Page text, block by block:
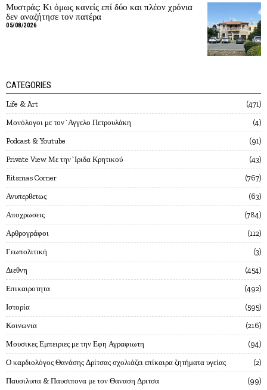
Μυστράς: Κι όμως κανείς επί δύο και πλέον χρόνια
δεν αναζήτησε τον πατέρα
05/08/2026
CATEGORIES
Life & Art 471
Mονόλογοι με τον`Αγγελο Πετρουλάκη 4
Podcast & Youtube 91
Private View Με την`Ιριδα Κρητικού 43
Ritsmas Corner 767
Ανυπερθετως 63
Αποχρωσεις 784
Αρθρογράφοι 112
Γεωπολιτική 3
Διεθνη 454
Επικαιροτητα 492
Ιστορία 595
Κοινωνια 216
Μουσικες Εμπειριες με την Εφη Αγραφιωτη 94
Ο καρδιολόγος Θανάσης Δρίτσας σχολιάζει επίκαιρα ζητήματα υγείας 2
Παυσιλυπα & Παυσιπονα με τον Θαναση Δριτσα 99